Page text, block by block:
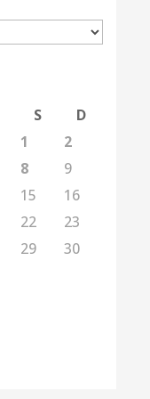
S
D
1
2
8
9
15
16
22
23
29
30